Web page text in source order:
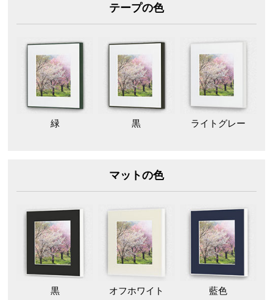
テープの色
緑 黒 ライトグレー
マットの色
黒 オフホワイト 藍色